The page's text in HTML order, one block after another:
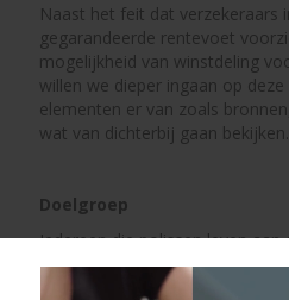
Naast het feit dat verzekeraars
gegarandeerde rentevoet
mogelijkheid van winstdeling
willen we dieper ingaan op
elementen er van zoals
wat van dichterbij gaan bekijken.
Doelgroep
Iedereen die polissen leven
meer info wil hebben over de
een verzekeraar kan toekennen.